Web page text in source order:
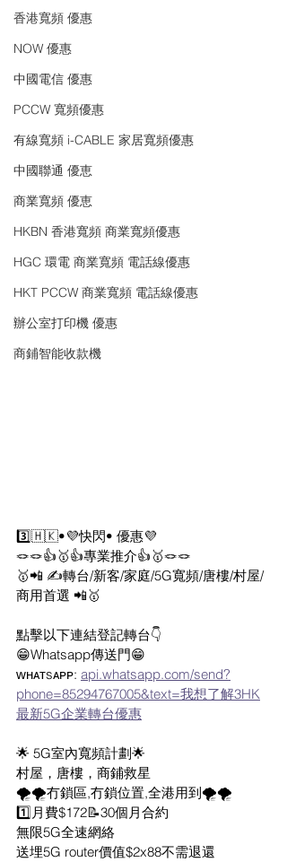
香港寬頻 優惠
NOW 優惠
中國電信 優惠
PCCW 寬頻優惠
有線寬頻 i-CABLE 家居寬頻優惠
中國聯通 優恵
商業寬頻 優恵
HKBN 香港寬頻 商業寬頻優惠
HGC 環電 商業寬頻 電話線優惠
HKT PCCW 商業寬頻 電話線優惠
辦公室打印機 優惠
商鋪智能收款機
3️⃣🇭🇰•💜快閃• 優惠💜
🪢🪢👍🥇👍專業推介👍🥇🪢🪢
🥇📲 ✍️轉台/新客/家庭/5G寬頻/唐樓/村屋/
商用首選 📲🥇
點擊以下連結登記轉台👇
😁Whatsapp傳送門😁
ᴡʜᴀᴛsᴀᴘᴘ: api.whatsapp.com/send?
phone=85294767005&text=我想了解3HK
最新5G企業轉台優惠
🌟 5G室內寬頻計劃🌟
村屋，唐樓，商鋪救星
🌪️🌪️冇鎖區,冇鎖位置,全港用到🌪️🌪️
1️⃣月費$172📝30個月合約
無限5G全速網絡
送埋5G router價值$2x88不需退還